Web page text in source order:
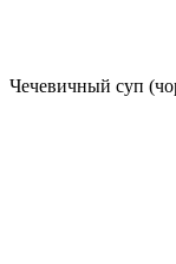
Чечевичный суп